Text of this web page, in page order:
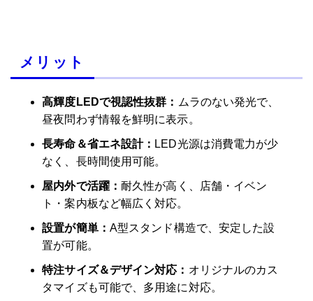
特急便
ご利用いただけません
A型LEDパネル本体(ブラック)＋バックライトフィル
ム/両面(グロス)
A2サイズ
入稿・校了から5日後発送（土日
祝を除く）
激安便
メリット
高輝度LEDで視認性抜群： ムラのない発光で、
昼夜問わず情報を鮮明に表示。
長寿命＆省エネ設計： LED光源は消費電力が少
なく、長時間使用可能。
屋内外で活躍： 耐久性が高く、店舗・イベン
ト・案内板など幅広く対応。
設置が簡単： A型スタンド構造で、安定した設
置が可能。
特注サイズ＆デザイン対応： オリジナルのカス
タマイズも可能で、多用途に対応。